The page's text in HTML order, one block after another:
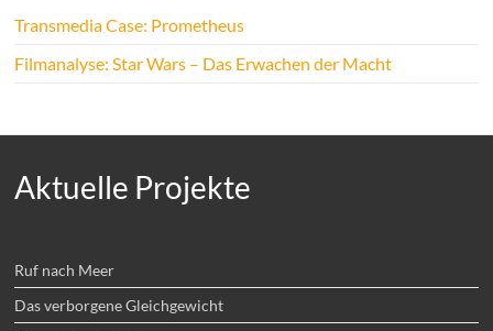
Transmedia Case: Prometheus
Filmanalyse: Star Wars – Das Erwachen der Macht
Aktuelle Projekte
Ruf nach Meer
Das verborgene Gleichgewicht